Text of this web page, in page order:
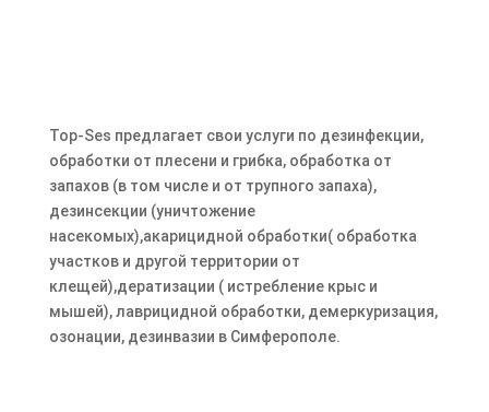
Top-Ses предлагает свои услуги по дезинфекции,
обработки от плесени и грибка, обработка от
запахов (в том числе и от трупного запаха),
дезинсекции (уничтожение
насекомых),акарицидной обработки( обработка
участков и другой территории от
клещей),дератизации ( истребление крыс и
мышей), лаврицидной обработки, демеркуризация,
озонации, дезинвазии в Симферополе.